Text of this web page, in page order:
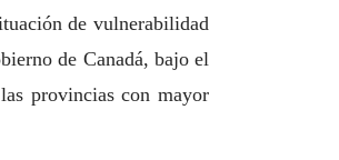
de vulnerabilidad
de Canadá, bajo el
provincias con mayor